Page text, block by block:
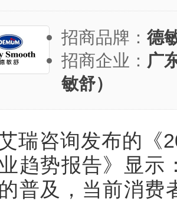
招商品牌： 德
招商企业： 广
敏舒）
咨询发布的《
趋势报告》显示
普及，当前消费